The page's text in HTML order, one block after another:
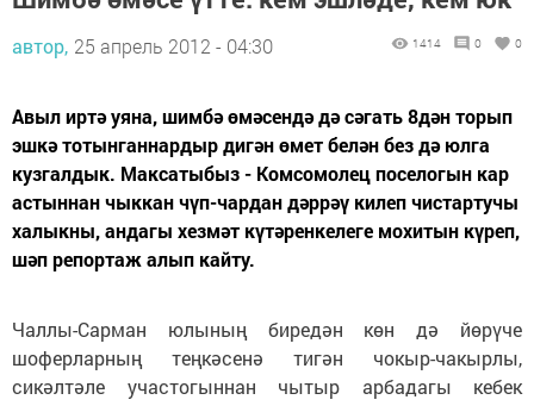
автор, 25 апрель 2012 - 04:30 1414 0 0
Авыл иртә уяна, шимбә өмәсендә дә сәгать 8дән торып
эшкә тотынганнардыр дигән өмет белән без дә юлга
кузгалдык. Максатыбыз - Комсомолец поселогын кар
астыннан чыккан чүп-чардан дәррәү килеп чистартучы
халыкны, андагы хезмәт күтәренкелеге мохитын күреп,
шәп репортаж алып кайту.
Чаллы-Сарман юлының биредән көн дә йөрүче
шоферларның теңкәсенә тигән чокыр-чакырлы,
сикәлтәле участогыннан чытыр арбадагы кебек